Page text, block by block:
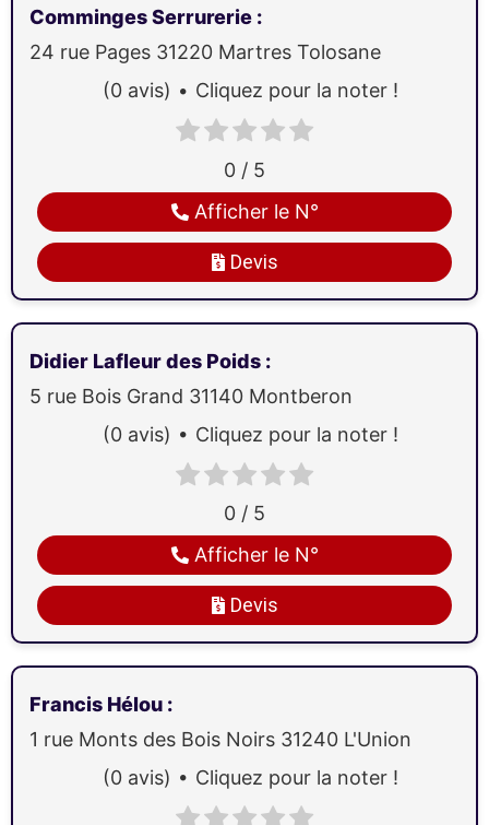
Comminges Serrurerie :
24 rue Pages 31220 Martres Tolosane
Devis
Afficher le N°
0 / 5
(0 avis) Cliquez pour la noter !
Didier Lafleur des Poids :
5 rue Bois Grand 31140 Montberon
Devis
Afficher le N°
0 / 5
(0 avis) Cliquez pour la noter !
Francis Hélou :
1 rue Monts des Bois Noirs 31240 L'Union
(0 avis) Cliquez pour la noter !